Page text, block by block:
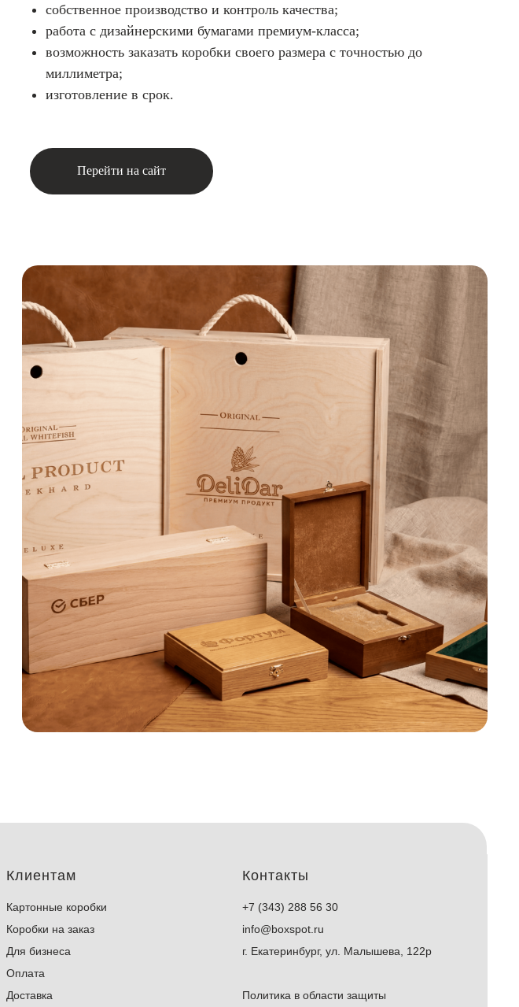
собственное производство и контроль качества;
работа с дизайнерскими бумагами премиум-класса;
возможность заказать коробки своего размера с точностью до
миллиметра;
изготовление в срок.
Перейти на сайт
Клиентам
Картонные коробки
Коробки на заказ
Для бизнеса
Оплата
Доставка
Контакты
+7 (343) 288 56 30
info@boxspot.ru
г. Екатеринбург, ул. Малышева, 122р
Политика в области защиты